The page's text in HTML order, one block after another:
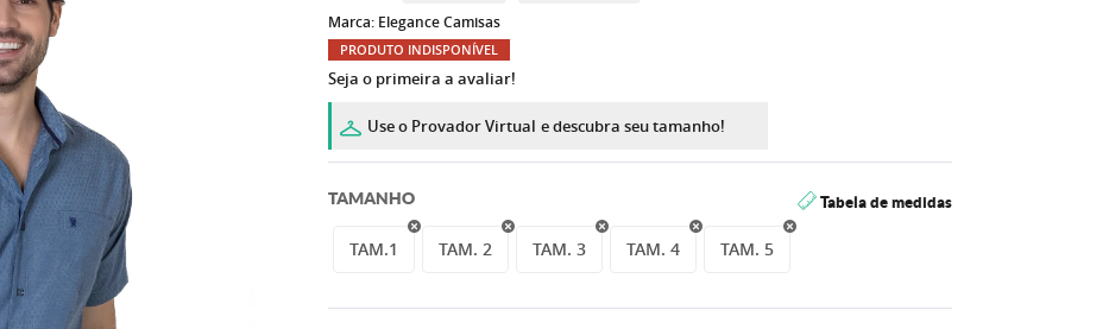
Marca: Elegance Camisas
PRODUTO INDISPONÍVEL
Seja o primeira a avaliar!
Use o Provador Virtual e descubra seu tamanho!
TAMANHO Tabela de medidas
TAM.1 TAM. 2 TAM. 3 TAM. 4 TAM. 5